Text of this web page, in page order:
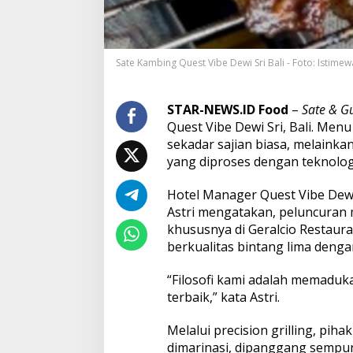
u
l
i
n
K
l
a
s
i
N
s
a
n
a
r
a
a
t
Sate Kambing Quest Vibe Dewi Sri Bali - Foto:
STAR-NEWS.ID Food – Sate &
Quest Vibe Dewi Sri, Bali.
sekadar sajian biasa,
yang diproses dengan
Hotel Manager Quest Vibe
Astri mengatakan,
khususnya di Geralcio
berkualitas bintang lima
“Filosofi kami adalah
terbaik,” kata Astri.
Melalui precision grilling,
dimarinasi, dipanggang